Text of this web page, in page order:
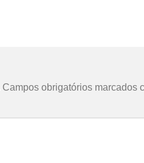
Campos obrigatórios marcados